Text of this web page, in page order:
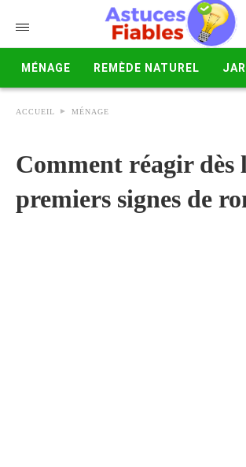
MÉNAGE REMÈDE NATUREL
ACCUEIL MÉNAGE
Comment réagir dès
premiers signes de